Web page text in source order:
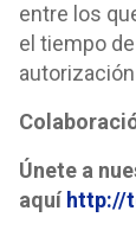
entre los
el tiempo
Únete a
aquí http://